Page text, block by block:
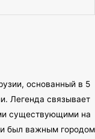
основанный в 5
Легенда связывает
существующими на
был важным городом